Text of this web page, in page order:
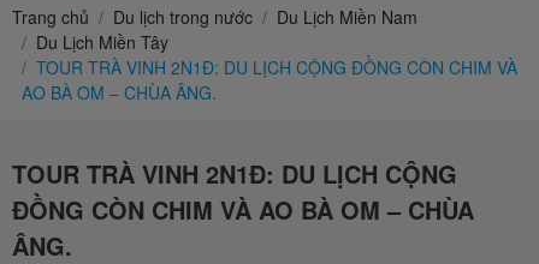
Trang chủ Du lịch trong nước
Du Lịch Miền Nam
Du Lịch Miền Tây
TOUR TRÀ VINH 2N1Đ: DU LỊCH CỘNG ĐỒNG CÒN CHIM VÀ
AO BÀ OM – CHÙA ÂNG.
TOUR TRÀ VINH 2N1Đ: DU LỊCH CỘNG
ĐỒNG CÒN CHIM VÀ AO BÀ OM – CHÙA
ÂNG.